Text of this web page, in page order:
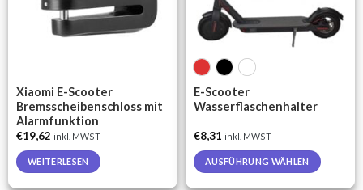
Xiaomi E-Scooter
Bremsscheibenschloss mit
Alarmfunktion
€19,62 inkl. MWST
WEITERLESEN
E-Scooter
Wasserflaschenhalter
€8,31 inkl. MWST
AUSFÜHRUNG WÄHLEN